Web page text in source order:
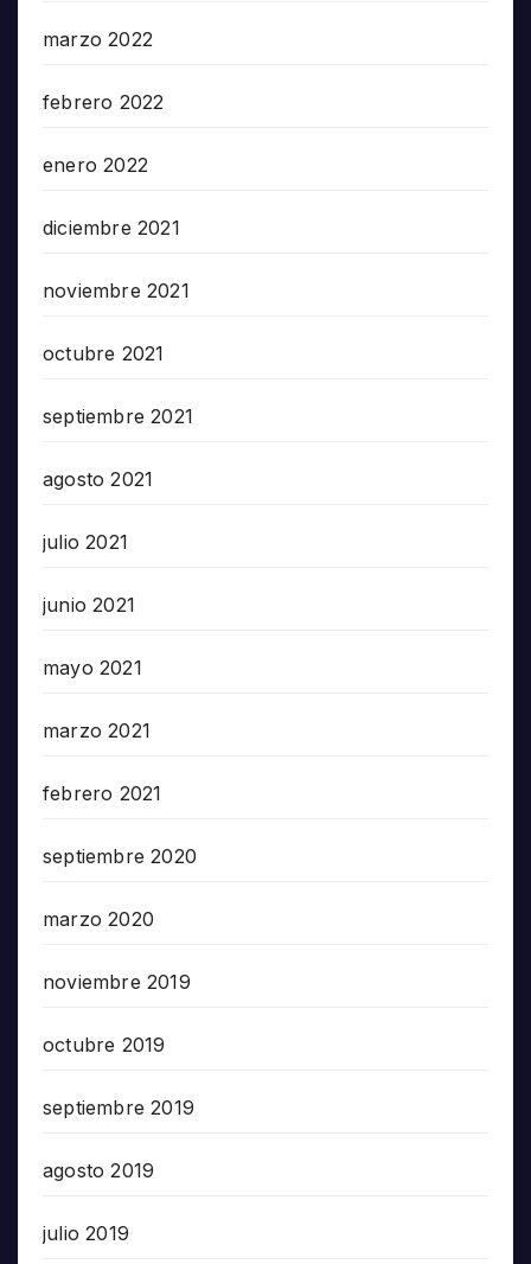
marzo 2022
febrero 2022
enero 2022
diciembre 2021
noviembre 2021
octubre 2021
septiembre 2021
agosto 2021
julio 2021
junio 2021
mayo 2021
marzo 2021
febrero 2021
septiembre 2020
marzo 2020
noviembre 2019
octubre 2019
septiembre 2019
agosto 2019
julio 2019